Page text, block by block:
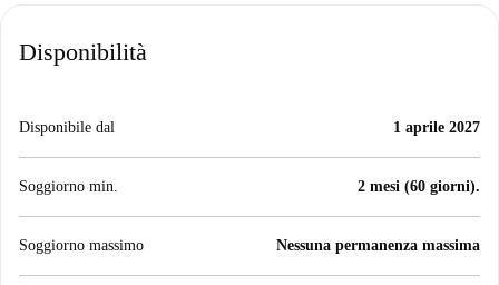
Disponibilità
Disponibile dal 1 aprile 2027
Soggiorno min. 2 mesi (60 giorni).
Soggiorno massimo Nessuna permanenza massima